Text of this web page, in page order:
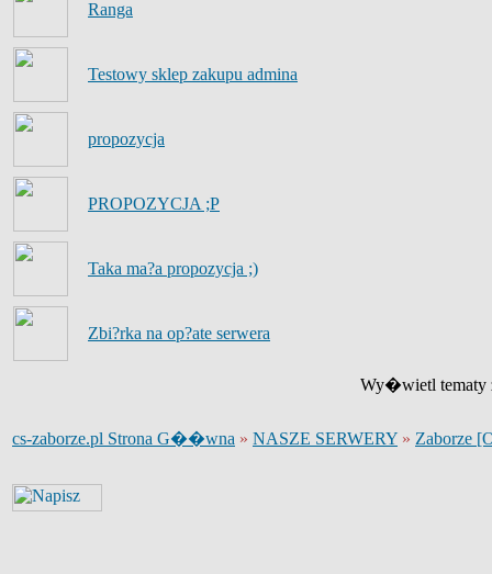
Ranga
Testowy sklep zakupu admina
propozycja
PROPOZYCJA ;P
Taka ma?a propozycja ;)
Zbi?rka na op?ate serwera
Wy�wietl tematy
cs-zaborze.pl Strona G��wna » NASZE SERWERY » Zaborze